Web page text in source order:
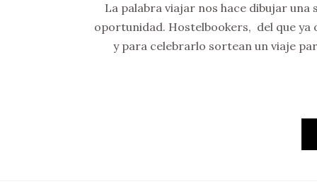
La palabra viajar nos hace dibujar una
oportunidad. Hostelbookers, del que ya
y para celebrarlo sortean un viaje